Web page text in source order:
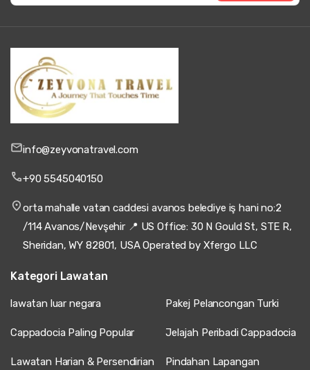
info@zeyvonatravel.com
+90 5545040150
orta mahalle vatan caddesi avanos belediye iş hani no:2
/114 Avanos/Nevşehir 📍 US Office: 30 N Gould St, STE R,
Sheridan, WY 82801, USA Operated by Xfergo LLC
Kategori Lawatan
lawatan luar negara Pakej Pelancongan Turki
Cappadocia Paling Popular Jelajah Peribadi Cappadocia
Lawatan Harian & Persendirian
Pindahan Lapangan